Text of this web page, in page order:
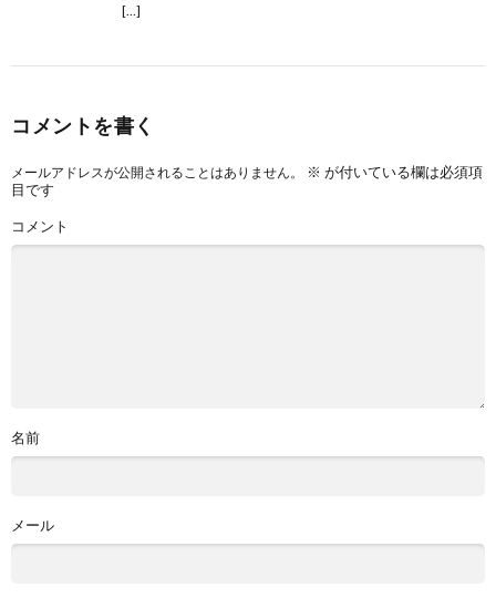
[…]
コメントを書く
メールアドレスが公開されることはありません。 ※ が付いている欄は必須項
目です
コメント
名前
メール